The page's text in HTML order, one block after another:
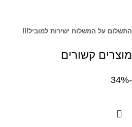
התשלום על המשלוח ישירות למוביל!!!
מוצרים קשורים
-34%